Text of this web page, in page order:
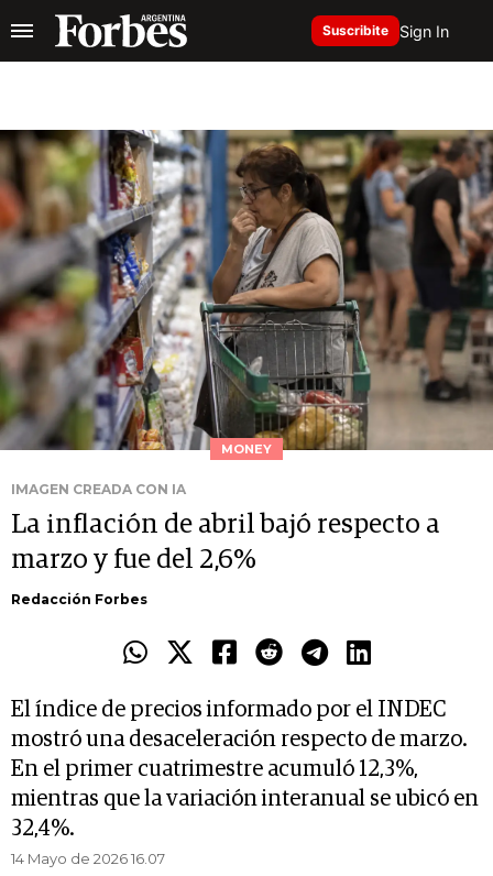
Suscribite Sign In
MONEY
IMAGEN CREADA CON IA
La inflación de abril bajó respecto a
marzo y fue del 2,6%
Redacción Forbes
El índice de precios informado por el INDEC
mostró una desaceleración respecto de marzo.
En el primer cuatrimestre acumuló 12,3%,
mientras que la variación interanual se ubicó en
32,4%.
14 Mayo de 2026 16.07